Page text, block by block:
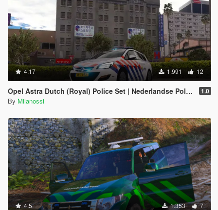
4.17 1.991 12
Opel Astra Dutch (Royal) Police Set | Nederlandse Politie // KMAR // OVDP Set [ELS] 1.0
By Milanossi
4.5 1.353 7